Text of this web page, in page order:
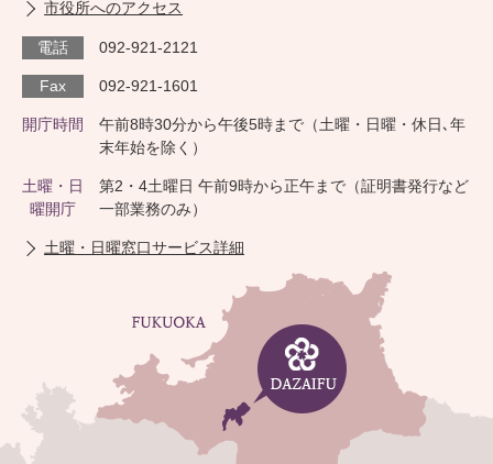
市役所へのアクセス
電話 092-921-2121
Fax 092-921-1601
開庁時間
午前8時30分から午後5時まで（土曜・日曜・休日､年
末年始を除く）
土曜・日
曜開庁
第2・4土曜日 午前9時から正午まで（証明書発行など
一部業務のみ）
土曜・日曜窓口サービス詳細